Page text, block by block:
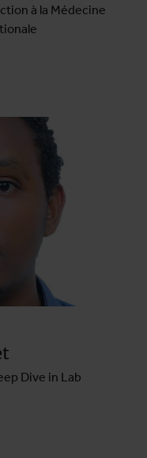
à la Médecine
Dive in Lab